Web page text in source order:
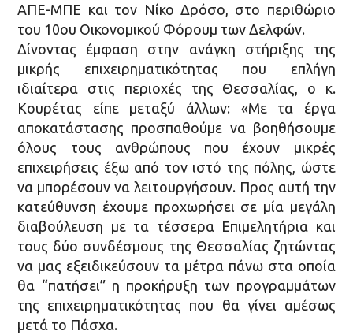
ΑΠΕ-ΜΠΕ και τον Νίκο Δρόσο, στο περιθώριο
του 10ου Οικονομικού Φόρουμ των Δελφών.
Δίνοντας έμφαση στην ανάγκη στήριξης της
μικρής επιχειρηματικότητας που επλήγη
ιδιαίτερα στις περιοχές της Θεσσαλίας, ο κ.
Κουρέτας είπε μεταξύ άλλων: «Με τα έργα
αποκατάστασης προσπαθούμε να βοηθήσουμε
όλους τους ανθρώπους που έχουν μικρές
επιχειρήσεις έξω από τον ιστό της πόλης, ώστε
να μπορέσουν να λειτουργήσουν. Προς αυτή την
κατεύθυνση έχουμε προχωρήσει σε μία μεγάλη
διαβούλευση με τα τέσσερα Επιμελητήρια και
τους δύο συνδέσμους της Θεσσαλίας ζητώντας
να μας εξειδικεύσουν τα μέτρα πάνω στα οποία
θα “πατήσει” η προκήρυξη των προγραμμάτων
της επιχειρηματικότητας που θα γίνει αμέσως
μετά το Πάσχα.